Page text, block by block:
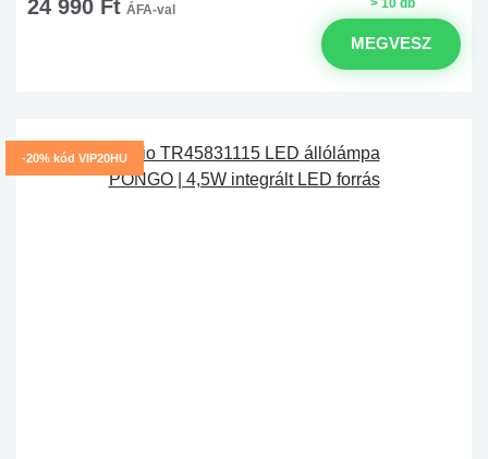
24 990 Ft ÁFA-val
MEGVESZ
-20% kód VIP20HU